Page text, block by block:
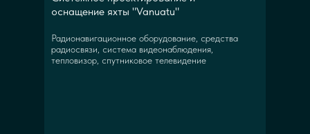
Радионавигационное оборудование, средства
радиосвязи, система видеонаблюдения,
тепловизор, спутниковое телевидение
оснащение яхты "Vanuatu"